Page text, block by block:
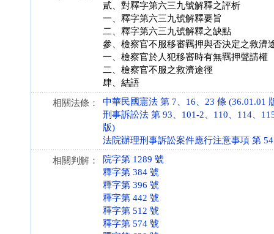
貳、對釋字第六三九號解釋之評析
一、釋字第六三九號解釋要旨
二、釋字第六三九號解釋之缺點
參、檢察官不服移審羈押與否決定之救濟
一、檢察官於人犯移審時有無羈押聲請權
二、檢察官不服之救濟途徑
肆、結語
相關法條：
中華民國憲法 第 7、16、23 條 (36.01.01
刑事訴訟法 第 93、101-2、110、114、
版)
法院辦理刑事訴訟案件應行注意事項 第
相關判解：
院字第 1289 號
釋字第 384 號
釋字第 396 號
釋字第 442 號
釋字第 512 號
釋字第 574 號